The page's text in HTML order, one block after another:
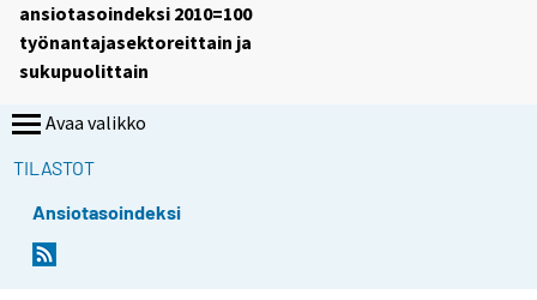
ansiotasoindeksi 2010=100
työnantajasektoreittain ja
sukupuolittain
Avaa valikko
TILASTOT
Ansiotasoindeksi